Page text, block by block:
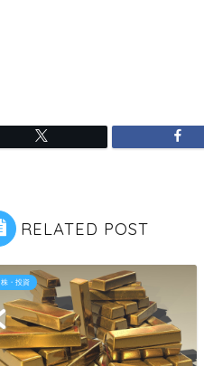
RELATED POST
株・投資